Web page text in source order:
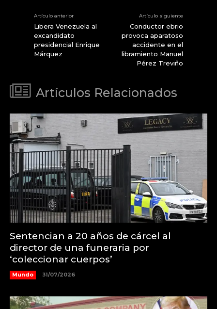
Artículo anterior
Libera Venezuela al
excandidato
presidencial Enrique
Márquez
Artículo siguiente
Conductor ebrio
provoca aparatoso
accidente en el
libramiento Manuel
Pérez Treviño
Artículos Relacionados
Sentencian a 20 años de cárcel al
director de una funeraria por
‘coleccionar cuerpos’
Mundo 31/07/2026